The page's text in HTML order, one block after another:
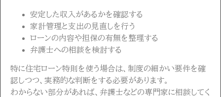
安定した収入があるかを確認する
家計管理と支出の見直しを行う
ローンの内容や担保の有無を整理する
弁護士への相談を検討する
特に住宅ローン特則を使う場合は、制度の細かい要件を確
認しつつ、実務的な判断をする必要があります。
わからない部分があれば、弁護士などの専門家に相談してく